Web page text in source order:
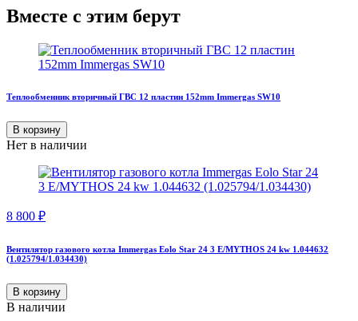
Вместе с этим берут
Теплообменник вторичный ГВС 12 пластин 152mm Immergas SW10
В корзину
Нет в наличии
8 800 ₽
Вентилятор газового котла Immergas Eolo Star 24 3 E/MYTHOS 24 kw 1.044632
(1.025794/1.034430)
В корзину
В наличии